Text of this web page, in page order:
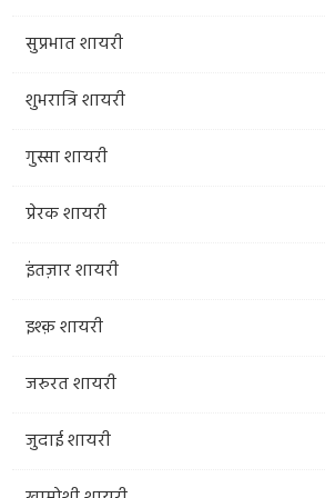
सुप्रभात शायरी
शुभरात्रि शायरी
गुस्सा शायरी
प्रेरक शायरी
इंतज़ार शायरी
इश्क़ शायरी
जरुरत शायरी
जुदाई शायरी